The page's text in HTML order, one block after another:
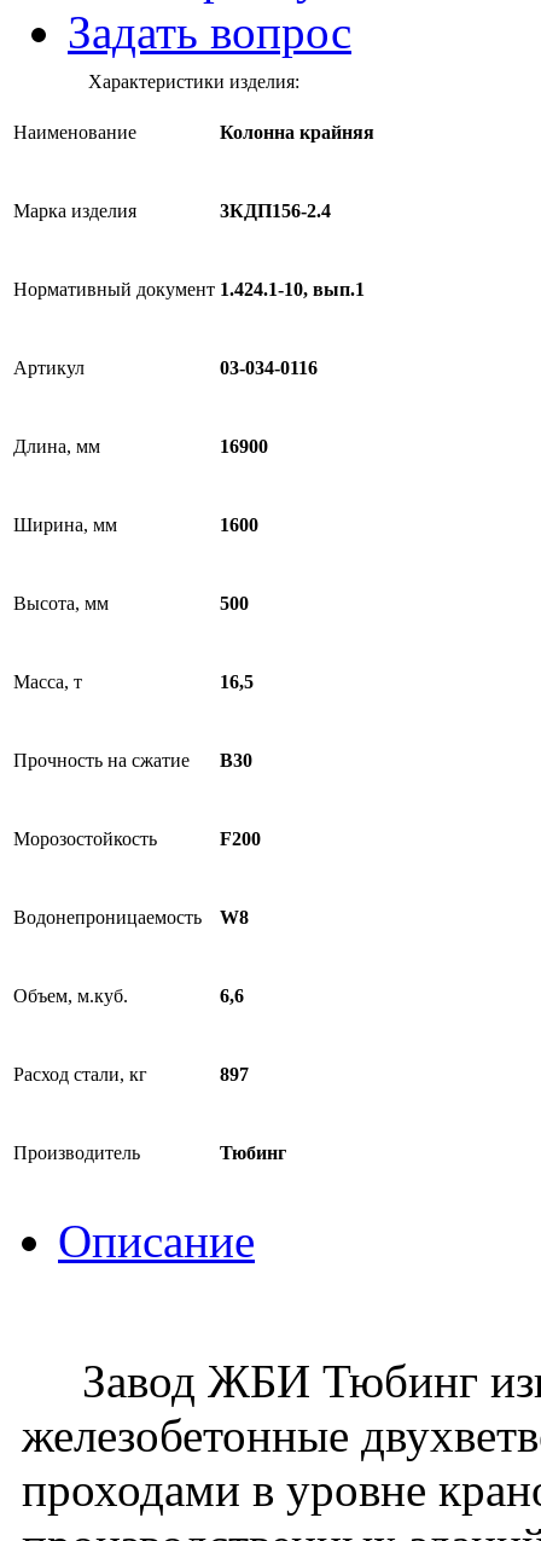
Задать вопрос
Характеристики изделия:
Наименование Колонна крайняя
Марка изделия 3КДП156-2.4
Нормативный документ 1.424.1-10, вып.1
Артикул 03-034-0116
Длина, мм 16900
Ширина, мм 1600
Высота, мм 500
Масса, т 16,5
Прочность на сжатие B30
Морозостойкость F200
Водонепроницаемость W8
Объем, м.куб. 6,6
Расход стали, кг 897
Производитель Тюбинг
Описание
Завод ЖБИ Тюбинг
железобетонные
проходами в уровне